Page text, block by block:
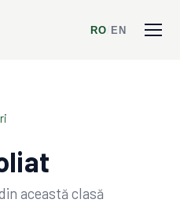
RO EN
această clasă